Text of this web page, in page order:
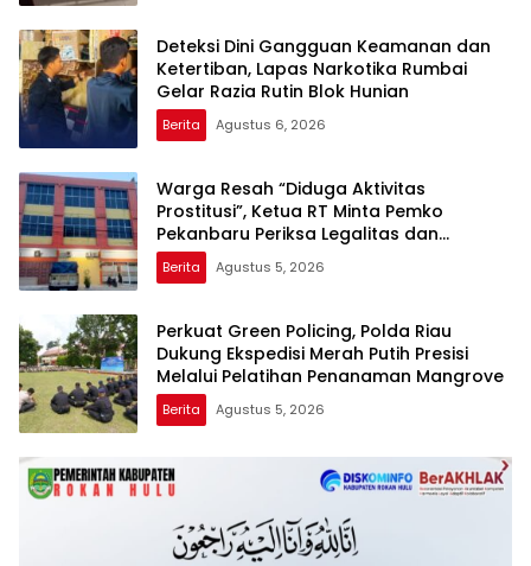
Deteksi Dini Gangguan Keamanan dan
Ketertiban, Lapas Narkotika Rumbai
Gelar Razia Rutin Blok Hunian
Berita Agustus 6, 2026
Warga Resah “Diduga Aktivitas
Prostitusi”, Ketua RT Minta Pemko
Pekanbaru Periksa Legalitas dan
Aktivitas Z Homestay di Jalan Tanjung
Datuk
Berita Agustus 5, 2026
Perkuat Green Policing, Polda Riau
Dukung Ekspedisi Merah Putih Presisi
Melalui Pelatihan Penanaman Mangrove
Berita Agustus 5, 2026